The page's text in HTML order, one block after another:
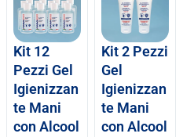
Kit 12
Pezzi Gel
Igienizzan
te Mani
con Alcool
Kit 2 Pezzi
Gel
Igienizzan
te Mani
con Alcool